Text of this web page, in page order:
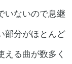
いないので息継
部分がほとんど
る曲が数多く